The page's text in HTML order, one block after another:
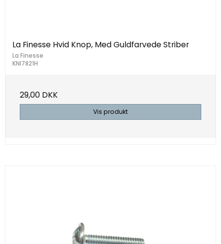
La Finesse Hvid Knop, Med Guldfarvede Striber
La Finesse
KNI7821H
29,00 DKK
Vis produkt